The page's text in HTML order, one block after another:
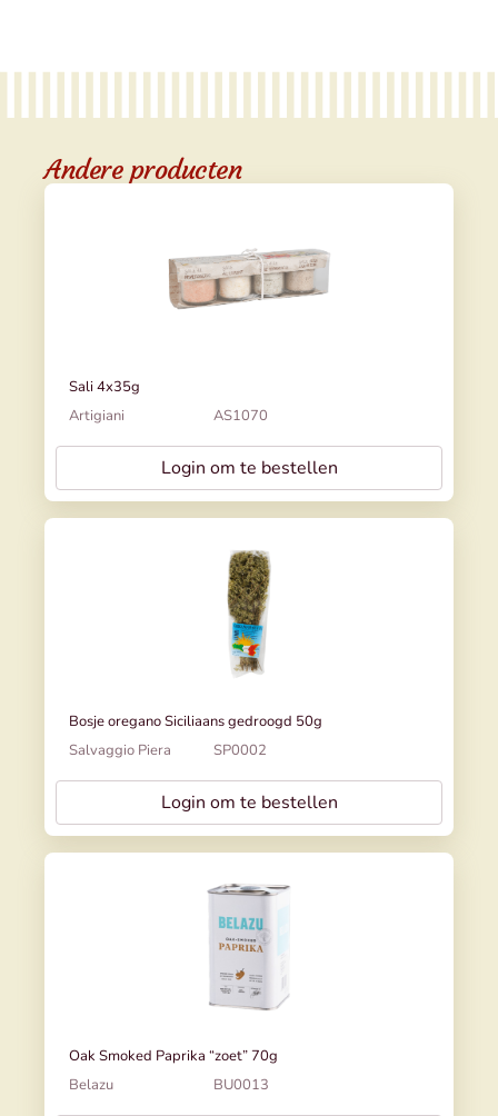
Andere producten
Sali 4x35g
Artigiani
AS1070
Login om te bestellen
Bosje oregano Siciliaans gedroogd 50g
Salvaggio Piera
SP0002
Login om te bestellen
Oak Smoked Paprika “zoet” 70g
Belazu
BU0013